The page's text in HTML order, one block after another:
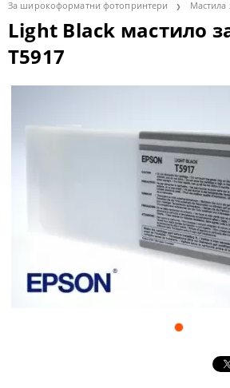
За широкоформатни фотопринтери
Мастила
Light Black мастило
T5917